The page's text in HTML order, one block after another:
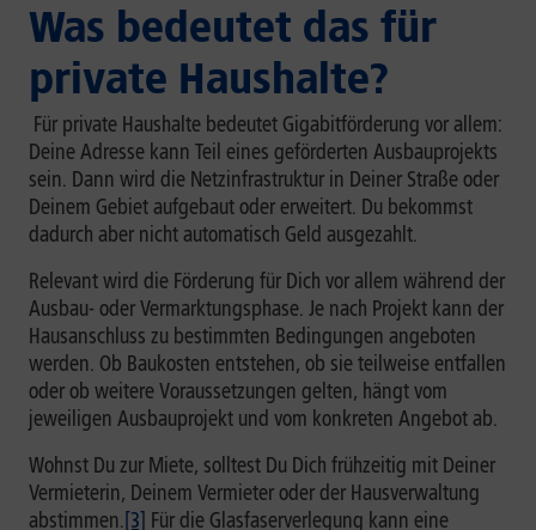
Was bedeutet das für
private Haushalte?
Für private Haushalte bedeutet Gigabitförderung vor allem:
Deine Adresse kann Teil eines geförderten Ausbauprojekts
sein. Dann wird die Netzinfrastruktur in Deiner Straße oder
Deinem Gebiet aufgebaut oder erweitert. Du bekommst
dadurch aber nicht automatisch Geld ausgezahlt.
Relevant wird die Förderung für Dich vor allem während der
Ausbau- oder Vermarktungsphase. Je nach Projekt kann der
Hausanschluss zu bestimmten Bedingungen angeboten
werden. Ob Baukosten entstehen, ob sie teilweise entfallen
oder ob weitere Voraussetzungen gelten, hängt vom
jeweiligen Ausbauprojekt und vom konkreten Angebot ab.
Wohnst Du zur Miete, solltest Du Dich frühzeitig mit Deiner
Vermieterin, Deinem Vermieter oder der Hausverwaltung
abstimmen.[3] Für die Glasfaserverlegung kann eine